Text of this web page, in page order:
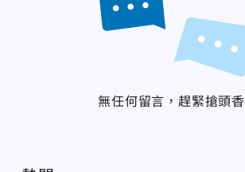
無任何留言，趕緊搶頭香